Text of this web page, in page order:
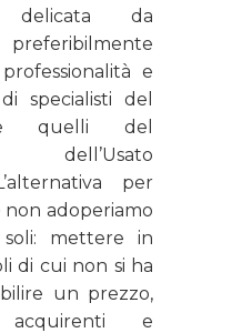
delicata da
e
specialisti del
quelli del
per
non adoperiamo
mettere in
di cui non si ha
un prezzo,
e